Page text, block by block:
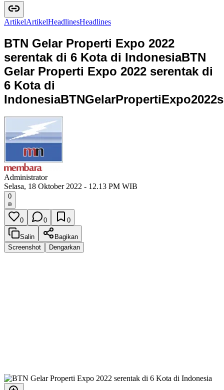
ArtikelArtikelHeadlinesHeadlines
BTN Gelar Properti Expo 2022
serentak di 6 Kota di IndonesiaBTN
Gelar Properti Expo 2022 serentak di
6 Kota di
IndonesiaBTNGelarPropertiExpo2022s
Administrator
Selasa, 18 Oktober 2022 - 12.13 PM WIB
0
0 0 0
Salin
Bagikan
Screenshot
Dengarkan